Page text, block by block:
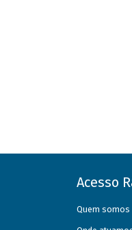
Acesso
Quem somos